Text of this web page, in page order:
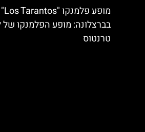
מופע פלמנקו "Los Tarantos"
בברצלונה: מופע הפלמנקו של
טרנטוס